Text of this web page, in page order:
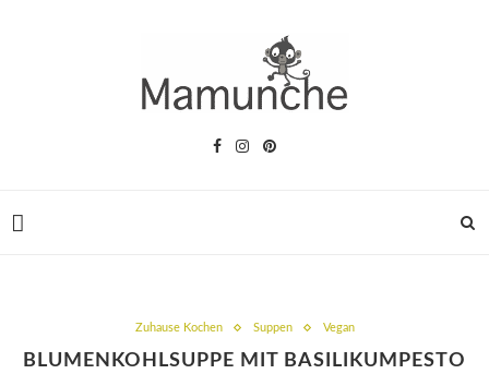
Zuhause Kochen Suppen Vegan
BLUMENKOHLSUPPE MIT BASILIKUMPESTO